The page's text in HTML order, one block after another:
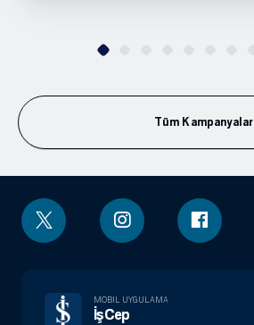
Tüm Kampanyalar
MOBIL UYGULAMA
İşCep